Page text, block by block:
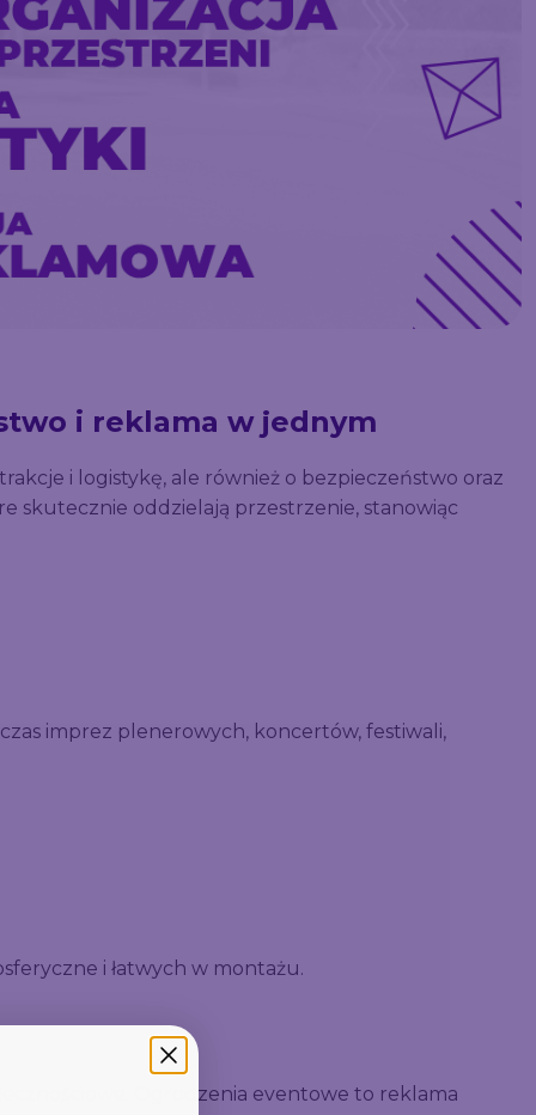
i reklama w jednym
i logistykę, ale również o bezpieczeństwo oraz
skutecznie oddzielają przestrzenie, stanowiąc
imprez plenerowych, koncertów, festiwali,
i łatwych w montażu.
Ogrodzenia eventowe to reklama